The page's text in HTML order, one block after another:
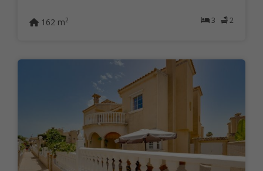
3 2
162 m2